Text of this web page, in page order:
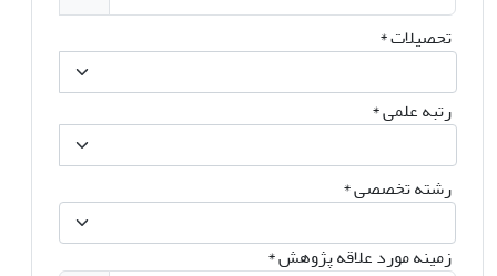
تحصیلات*
رتبه علمی*
رشته تخصصی*
زمینه مورد علاقه پژوهش*